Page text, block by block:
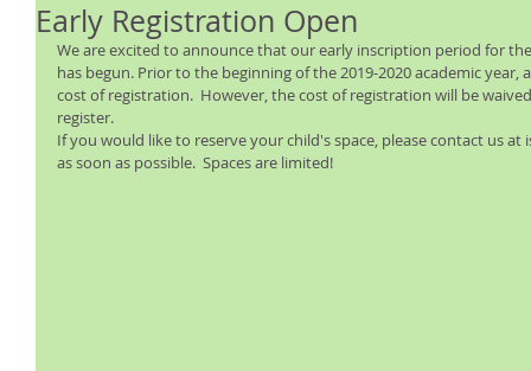
Early Registration Open
We are excited to announce that our early inscription period for
has begun. Prior to the beginning of the 2019-2020 academic
cost of registration.  However, the cost of registration will be
register.
If you would like to reserve your child's space, please contact us at
as soon as possible.  Spaces are limited!